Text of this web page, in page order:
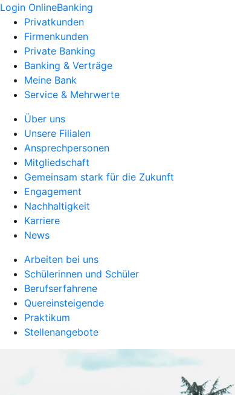
Login OnlineBanking
Privatkunden
Firmenkunden
Private Banking
Banking & Verträge
Meine Bank
Service & Mehrwerte
Über uns
Unsere Filialen
Ansprechpersonen
Mitgliedschaft
Gemeinsam stark für die Zukunft
Engagement
Nachhaltigkeit
Karriere
News
Arbeiten bei uns
Schülerinnen und Schüler
Berufserfahrene
Quereinsteigende
Praktikum
Stellenangebote